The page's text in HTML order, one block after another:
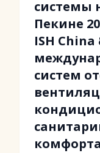
системы
Пекине
ISH
систем
комфорта